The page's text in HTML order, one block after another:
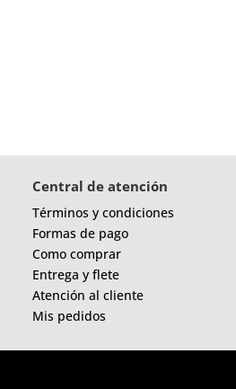
Central de atención
Términos y condiciones
Formas de pago
Como comprar
Entrega y flete
Atención al cliente
Mis pedidos